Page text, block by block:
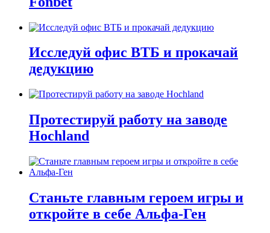
Исследуй офис ВТБ и прокачай
дедукцию
Протестируй работу на заводе
Hochland
Станьте главным героем игры и
откройте в себе Альфа-Ген